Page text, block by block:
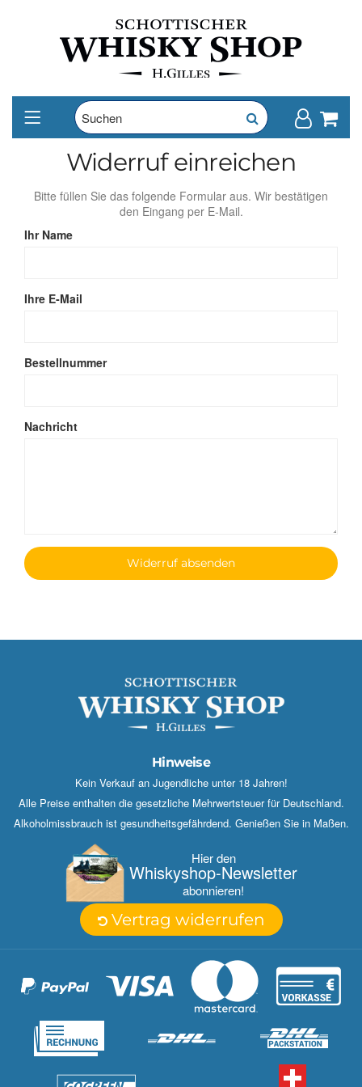
Widerruf einreichen
Bitte füllen Sie das folgende Formular aus. Wir bestätigen
den Eingang per E‑Mail.
Ihr Name
Ihre E‑Mail
Bestellnummer
Nachricht
Widerruf absenden
Hinweise
Kein Verkauf an Jugendliche unter 18 Jahren!
Alle Preise enthalten die gesetzliche Mehrwertsteuer für Deutschland.
Alkoholmissbrauch ist gesundheitsgefährdend. Genießen Sie in Maßen.
Hier den
Whisky­shop-Newsletter
abonnieren!
Vertrag widerrufen